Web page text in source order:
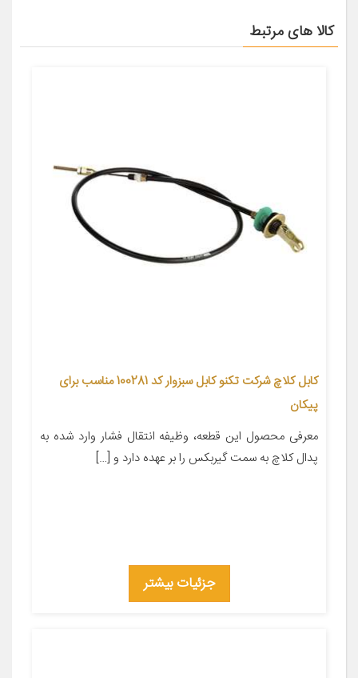
کالا های مرتبط
کابل کلاچ شرکت تکنو کابل سبزوار کد 100281 مناسب برای
پیکان
معرفی محصول این قطعه، وظیفه انتقال فشار وارد شده به
پدال کلاچ به سمت گیربکس را بر عهده دارد و […]
جزئیات بیشتر